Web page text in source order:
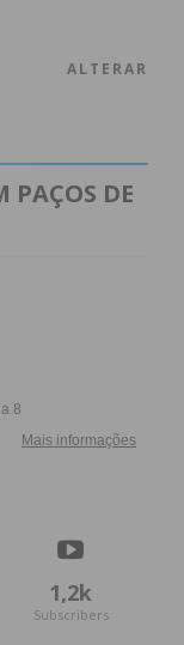
ALTERAR
PAÇOS DE
1,2k
Subscribers